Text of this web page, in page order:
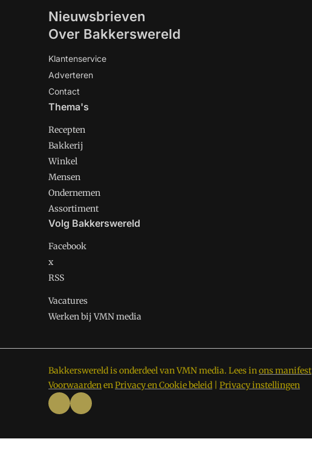
Nieuwsbrieven
Over Bakkerswereld
Klantenservice
Adverteren
Contact
Thema's
Recepten
Bakkerij
Winkel
Mensen
Ondernemen
Assortiment
Volg Bakkerswereld
Facebook
x
RSS
Vacatures
Werken bij VMN media
Bakkerswereld is onderdeel van VMN media. Lees inons manifest
VoorwaardenenPrivacy en Cookie beleid Privacy instellingen